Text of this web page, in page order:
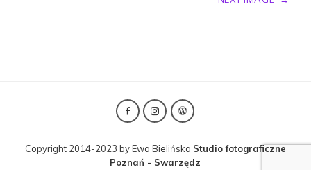
Copyright 2014-2023 by Ewa Bielińska Studio fotograficzne
Poznań - Swarzędz